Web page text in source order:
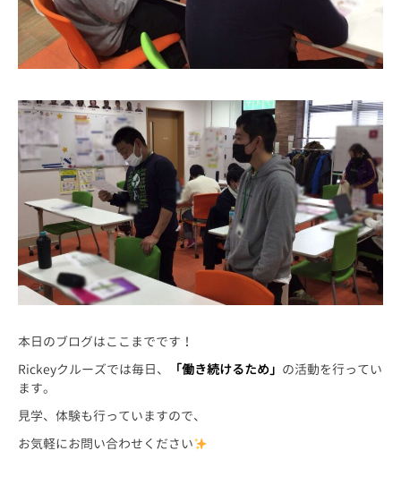
本日のブログはここまでです！
Rickeyクルーズでは毎日、
「働き続けるため」 の活動を行ってい
ます。
見学、体験も行っていますので、
お気軽にお問い合わせください